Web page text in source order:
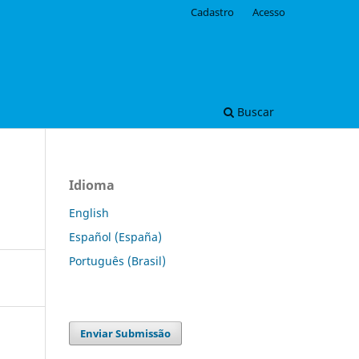
Buscar
Cadastro Acesso
Idioma
English
Español (España)
Português (Brasil)
Enviar Submissão